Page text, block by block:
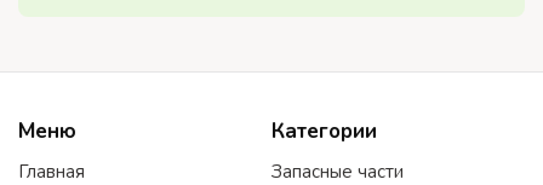
Меню
Главная
Категории
Запасные части